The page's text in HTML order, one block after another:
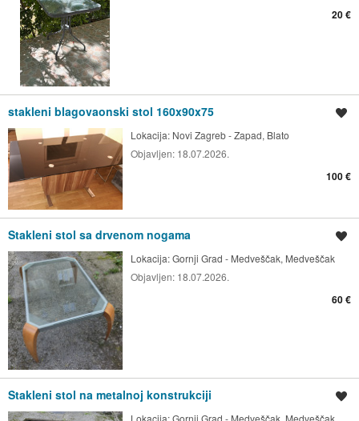
20 €
stakleni blagovaonski stol 160x90x75
Lokacija: Novi Zagreb - Zapad, Blato
Objavljen: 18.07.2026.
100 €
Stakleni stol sa drvenom nogama
Lokacija:Gornji Grad - Medveščak, Medveščak
Objavljen: 18.07.2026.
60 €
Stakleni stol na metalnoj konstrukciji
Lokacija:Gornji Grad - Medveščak, Medveščak